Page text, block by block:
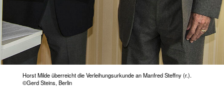
Horst Milde überreicht die Verleihungsurkunde an Manfred Steffny (r.).
©Gerd Steins, Berlin